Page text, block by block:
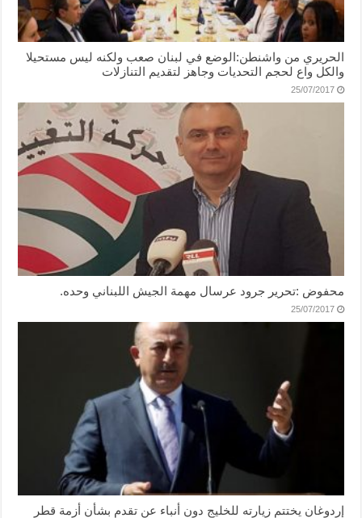
الحريري من واشنطن:الوضع في لبنان صعب ولكنه ليس مستحيلا
والكل واع لحجم التحديات وجاهز لتقديم التنازلات
25/07/2017
محفوض :تحرير جرود عرسال مهمة الجيش اللبناني وحده.
25/07/2017
إردوغان يختتم زيارته للخليج دون أنباء عن تقدم بشأن أزمة قطر